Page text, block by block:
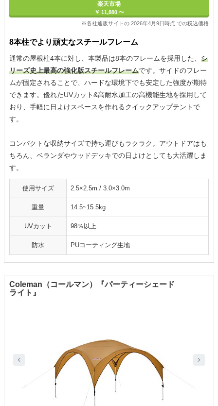
楽天市場
￥ 11,880 〜
※各社通販サイトの 2026年4月9日時点 での税込価格
8本柱でより頑丈なスチールフレーム
通常の屋根柱4本に対し、本製品は8本のフレームを採用した、 シ
リーズ史上最高の強化版スチールフレームです。サイドのフレー
ムが固定されることで、ハードな環境下でも安定した強度が期待
できます。優れたUVカット&高耐水加工の高機能生地を採用して
おり、手軽に日よけスペースを作れるクイックアップテントで
す。
コンパクトな収納サイズで持ち運びもラクラク。アウトドアはも
ちろん、ベランダやウッドデッキでの日よけとしても大活躍しま
す。
使用サイズ 2.5×2.5m / 3.0×3.0m
重量 14.5~15.5kg
UVカット 98％以上
防水 PUコーティング生地
Coleman（コールマン）『パーティーシェード
ライト』